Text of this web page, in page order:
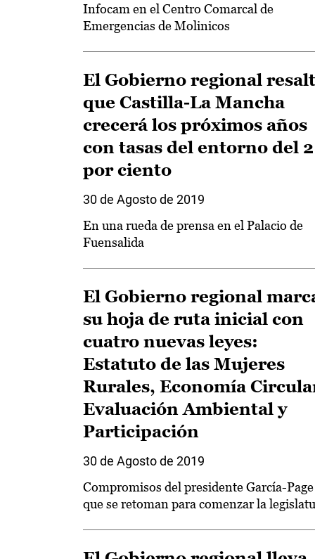
Infocam en el Centro Comarcal de
Emergencias de Molinicos
El Gobierno regional
que Castilla-La Mancha
crecerá los próximos años
con tasas del entorno del 2
por ciento
30 de Agosto de 2019
En una rueda de prensa en el Palacio de
Fuensalida
El Gobierno regional
su hoja de ruta inicial con
cuatro nuevas leyes:
Estatuto de las Mujeres
Rurales, Economía
Evaluación Ambiental y
Participación
30 de Agosto de 2019
Compromisos del presidente García-Page
que se retoman para comenzar la